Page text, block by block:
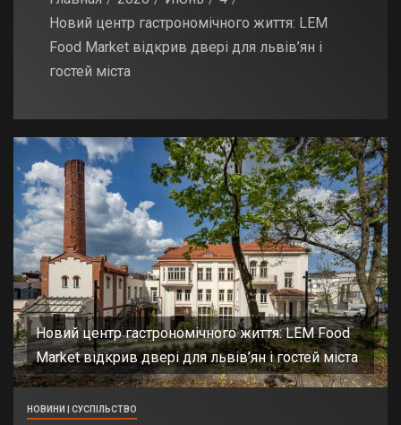
Новий центр гастрономічного життя: LEM
Food Market відкрив двері для львів’ян і
гостей міста
Новий центр гастрономічного життя: LEM Food
Market відкрив двері для львів’ян і гостей міста
НОВИНИ | СУСПІЛЬСТВО